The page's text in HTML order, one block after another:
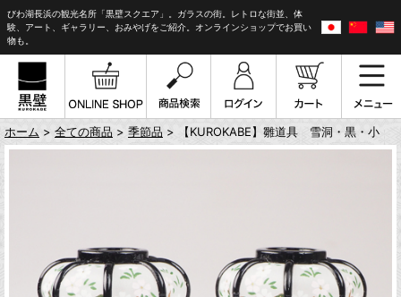
びわ湖長浜の観光名所「黒壁スクエア」。ガラスの街。レトロな街並、体
験、アート、ギャラリー、おみやげをご紹介。オンラインショップでお買い
物も。
ホーム > 全ての商品 > 季節品 > 【KUROKABE】雛道具 雪洞・黒・小